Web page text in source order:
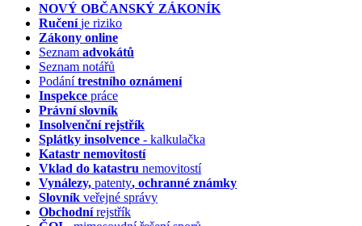
NOVÝ OBČANSKÝ ZÁKONÍK
Ručeníje riziko
Zákony online
Seznam advokátů
Seznam notářů
Podánítrestního oznámení
Inspekce práce
Právní slovník
Insolvenčnírejstřík
Splátky insolvence - kalkulačka
Katastr nemovitostí
Vklad do katastru nemovitostí
Vynálezy, patenty, ochranné známky
Slovník veřejné správy
Obchodnírejstřík